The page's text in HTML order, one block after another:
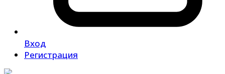
Вход
Регистрация